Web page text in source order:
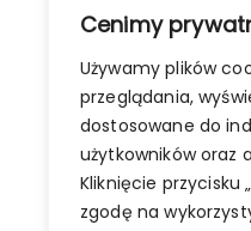
Cenimy
Używamy plików
przeglądania,
dostosowane do
użytkowników oraz
Kliknięcie przycisku
zgodę na